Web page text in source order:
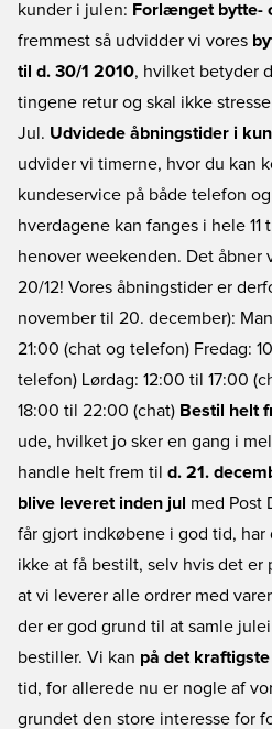
kunder i julen: Forlænget bytte-
fremmest så udvidder vi vores
til d. 30/1 2010, hvilket betyder
tingene retur og skal ikke
Jul. Udvidede åbningstider i
udvider vi timerne, hvor du kan
kundeservice på både telefon
hverdagene kan fanges i hele
henover weekenden. Det åbner
20/12! Vores åbningstider er
november til 20. december):
21:00 (chat og telefon) Fredag:
telefon) Lørdag: 12:00 til 17:00
18:00 til 22:00 (chat) Bestil helt
ude, hvilket jo sker en gang i
handle helt frem til d. 21.
blive leveret inden jul med Post
får gjort indkøbene i god tid,
ikke at få bestilt, selv hvis det
at vi leverer alle ordrer med
der er god grund til at samle
bestiller. Vi kan på det kraftigste
tid, for allerede nu er nogle af
grundet den store interesse for